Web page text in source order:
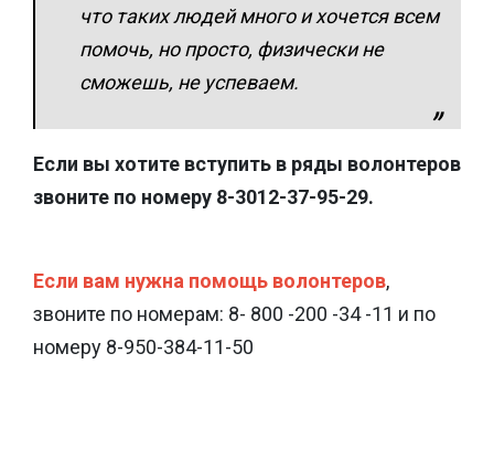
что таких людей много и хочется всем
помочь, но просто, физически не
сможешь, не успеваем.
Если вы хотите вступить в ряды волонтеров
звоните по номеру 8-3012-37-95-29.
Если вам нужна помощь волонтеров,
звоните по номерам: 8- 800 -200 -34 -11 и по
номеру 8-950-384-11-50